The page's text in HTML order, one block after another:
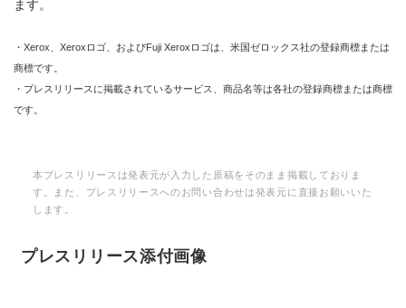
ます。
・Xerox、Xeroxロゴ、およびFuji Xeroxロゴは、米国ゼロックス社の登録商標または
商標です。
・プレスリリースに掲載されているサービス、商品名等は各社の登録商標または商標
です。
本プレスリリースは発表元が入力した原稿をそのまま掲載しておりま
す。また、プレスリリースへのお問い合わせは発表元に直接お願いいた
します。
プレスリリース添付画像